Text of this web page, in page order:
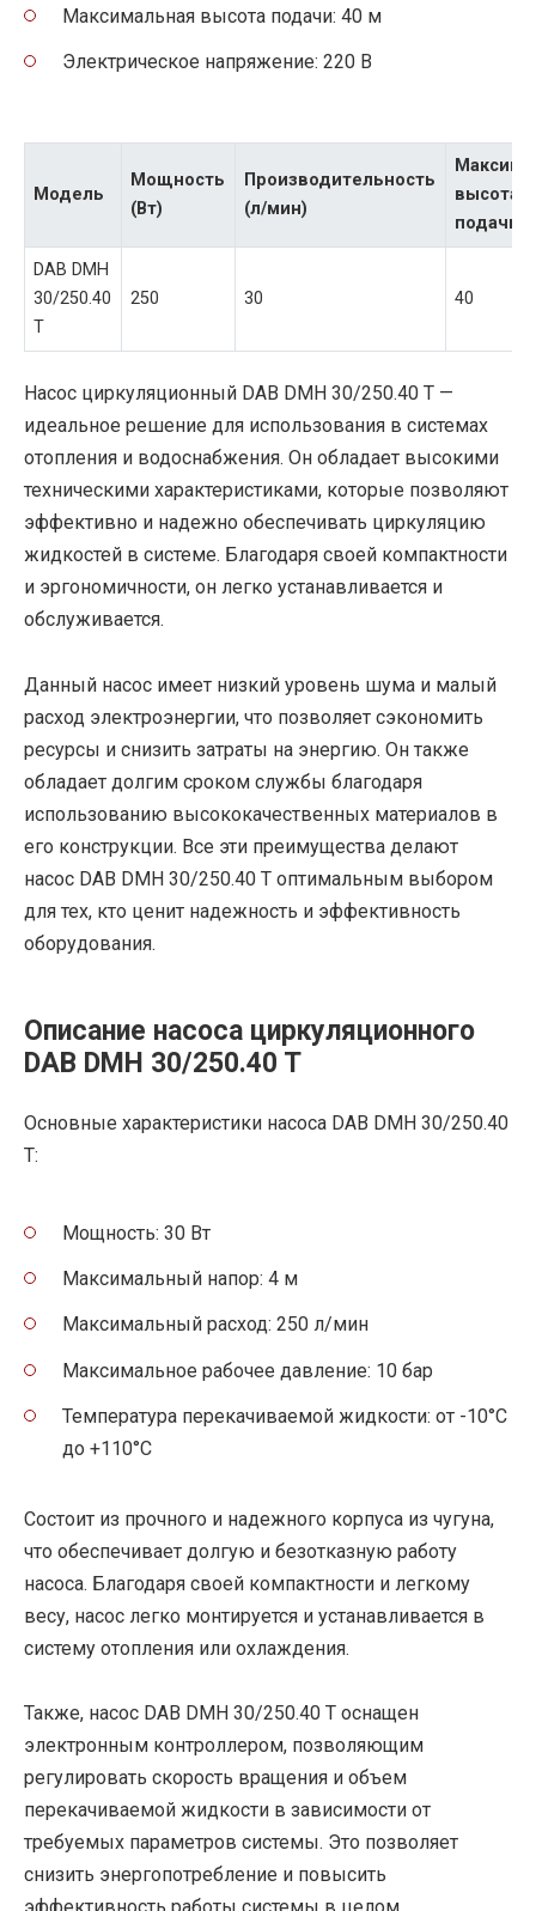
Максимальная высота подачи: 40 м
Электрическое напряжение: 220 В
Модель
Мощность
(Вт)
Производительность
(л/мин)
высота
подачи
DAB DMH
30/250.40
T
250 30 40
Насос циркуляционный DAB DMH 30/250.40 T —
идеальное решение для использования в системах
отопления и водоснабжения. Он обладает высокими
техническими характеристиками, которые позволяют
эффективно и надежно обеспечивать циркуляцию
жидкостей в системе. Благодаря своей компактности
и эргономичности, он легко устанавливается и
обслуживается.
Данный насос имеет низкий уровень шума и малый
расход электроэнергии, что позволяет сэкономить
ресурсы и снизить затраты на энергию. Он также
обладает долгим сроком службы благодаря
использованию высококачественных материалов в
его конструкции. Все эти преимущества делают
насос DAB DMH 30/250.40 T оптимальным выбором
для тех, кто ценит надежность и эффективность
оборудования.
Описание насоса циркуляционного
DAB DMH 30/250.40 T
Основные характеристики насоса DAB DMH 30/250.40
T:
Мощность: 30 Вт
Максимальный напор: 4 м
Максимальный расход: 250 л/мин
Максимальное рабочее давление: 10 бар
Температура перекачиваемой жидкости: от -10°C
до +110°C
Состоит из прочного и надежного корпуса из чугуна,
что обеспечивает долгую и безотказную работу
насоса. Благодаря своей компактности и легкому
весу, насос легко монтируется и устанавливается в
систему отопления или охлаждения.
Также, насос DAB DMH 30/250.40 T оснащен
электронным контроллером, позволяющим
регулировать скорость вращения и объем
перекачиваемой жидкости в зависимости от
требуемых параметров системы. Это позволяет
снизить энергопотребление и повысить